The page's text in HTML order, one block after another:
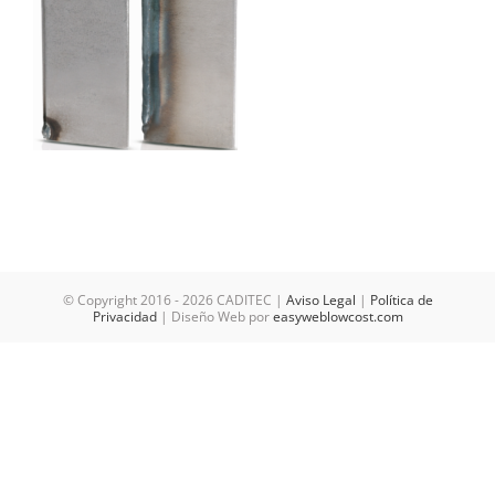
© Copyright 2016 -2026 CADITEC | Aviso Legal | Política de
Privacidad| Diseño Web poreasyweblowcost.com